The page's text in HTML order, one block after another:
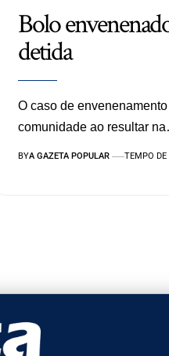
Bolo
detida
O caso de
comunidade ao resultar
BYA GAZETA POPULAR TEMPO